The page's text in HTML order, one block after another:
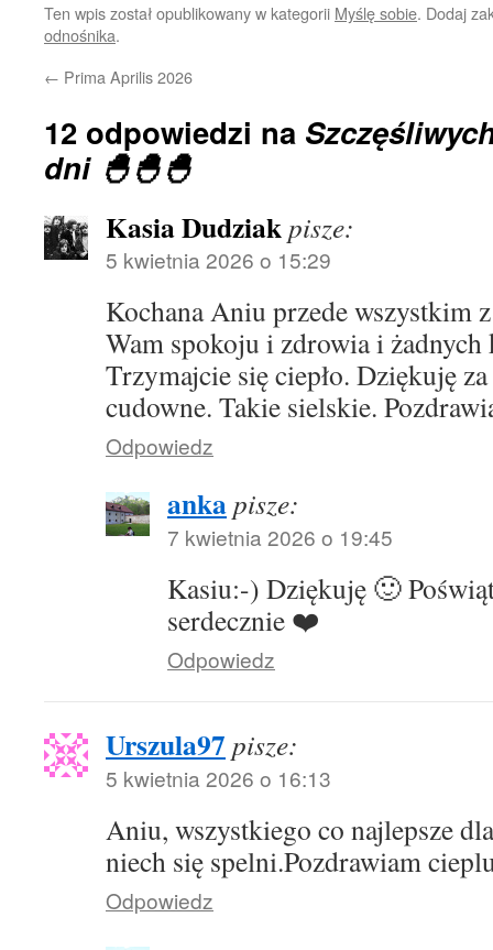
Ten wpis został opublikowany w kategorii Myślę sobie. Dodaj
odnośnika.
← Prima Aprilis 2026
12 odpowiedzi na
dni 🐣🐣🐣
Kasia Dudziakpisze:
5 kwietnia 2026 o 15:29
Kochana Aniu przede wszystkim z
Wam spokoju i zdrowia i żadnych
Trzymajcie się ciepło. Dziękuję
cudowne. Takie sielskie.
Odpowiedz
ankapisze:
7 kwietnia 2026 o 19:45
Kasiu:-) Dziękuję 🙂
serdecznie ❤️
Odpowiedz
Urszula97 pisze:
5 kwietnia 2026 o 16:13
Aniu, wszystkiego co najlepsze
niech się spelni.Pozdrawiam
Odpowiedz